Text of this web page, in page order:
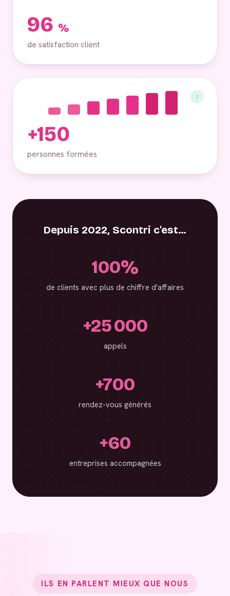
96 %
de satisfaction client
↑
+150
personnes formées
Depuis 2022, Scontri c'est…
100%
de clients avec plus de chiffre d'affaires
+25 000
appels
+700
rendez-vous générés
+60
entreprises accompagnées
ILS EN PARLENT MIEUX QUE NOUS